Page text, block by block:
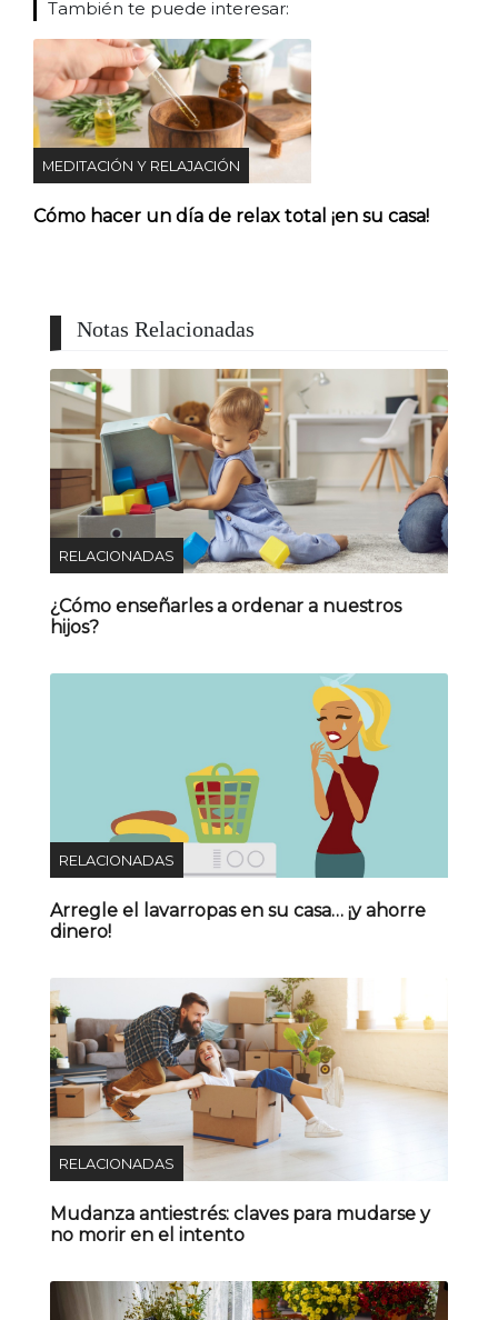
También te puede interesar:
MEDITACIÓN Y RELAJACIÓN
Cómo hacer un día de relax total ¡en su casa!
Notas Relacionadas
RELACIONADAS
¿Cómo enseñarles a ordenar a nuestros
hijos?
RELACIONADAS
Arregle el lavarropas en su casa… ¡y ahorre
dinero!
RELACIONADAS
Mudanza antiestrés: claves para mudarse y
no morir en el intento